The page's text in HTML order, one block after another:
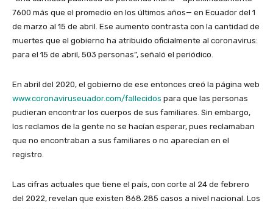
7600 más que el promedio en los últimos años— en Ecuador del 1
de marzo al 15 de abril. Ese aumento contrasta con la cantidad de
muertes que el gobierno ha atribuido oficialmente al coronavirus:
para el 15 de abril, 503 personas”, señaló el periódico.
En abril del 2020, el gobierno de ese entonces creó la página web
www.coronaviruseuador.com/fallecidos para que las personas
pudieran encontrar los cuerpos de sus familiares. Sin embargo,
los reclamos de la gente no se hacían esperar, pues reclamaban
que no encontraban a sus familiares o no aparecían en el
registro.
Las cifras actuales que tiene el país, con corte al 24 de febrero
del 2022, revelan que existen 868.285 casos a nivel nacional. Los